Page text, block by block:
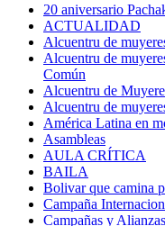
20 aniversario
ACTUALIDAD
Alcuentru de
Alcuentru de
Común
Alcuentru de
Alcuentru de
América Latina en
Asambleas
AULA CRÍTICA
BAILA
Bolivar que camina
Campaña
Campañas y Alianzas